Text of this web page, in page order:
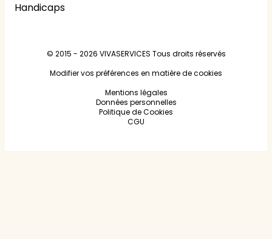
Handicaps
© 2015 - 2026 VIVASERVICES Tous droits réservés
Modifier vos préférences en matière de cookies
Mentions légales
Données personnelles
Politique de Cookies
CGU